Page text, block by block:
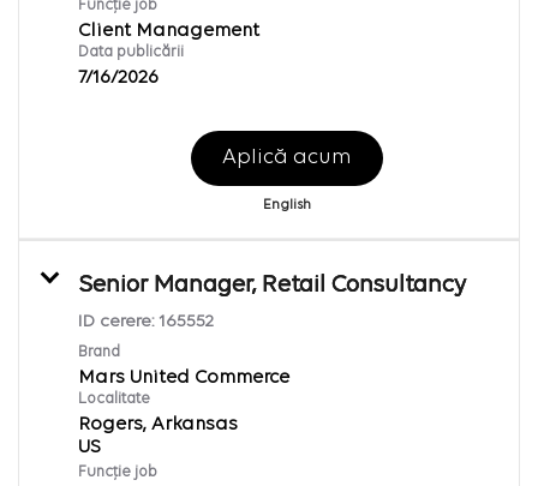
Funcție job
Client Management
Data publicării
7/16/2026
Aplică acum
English
Senior Manager, Retail Consultancy
ID cerere: 165552
Brand
Mars United Commerce
Localitate
Rogers, Arkansas
Funcție job